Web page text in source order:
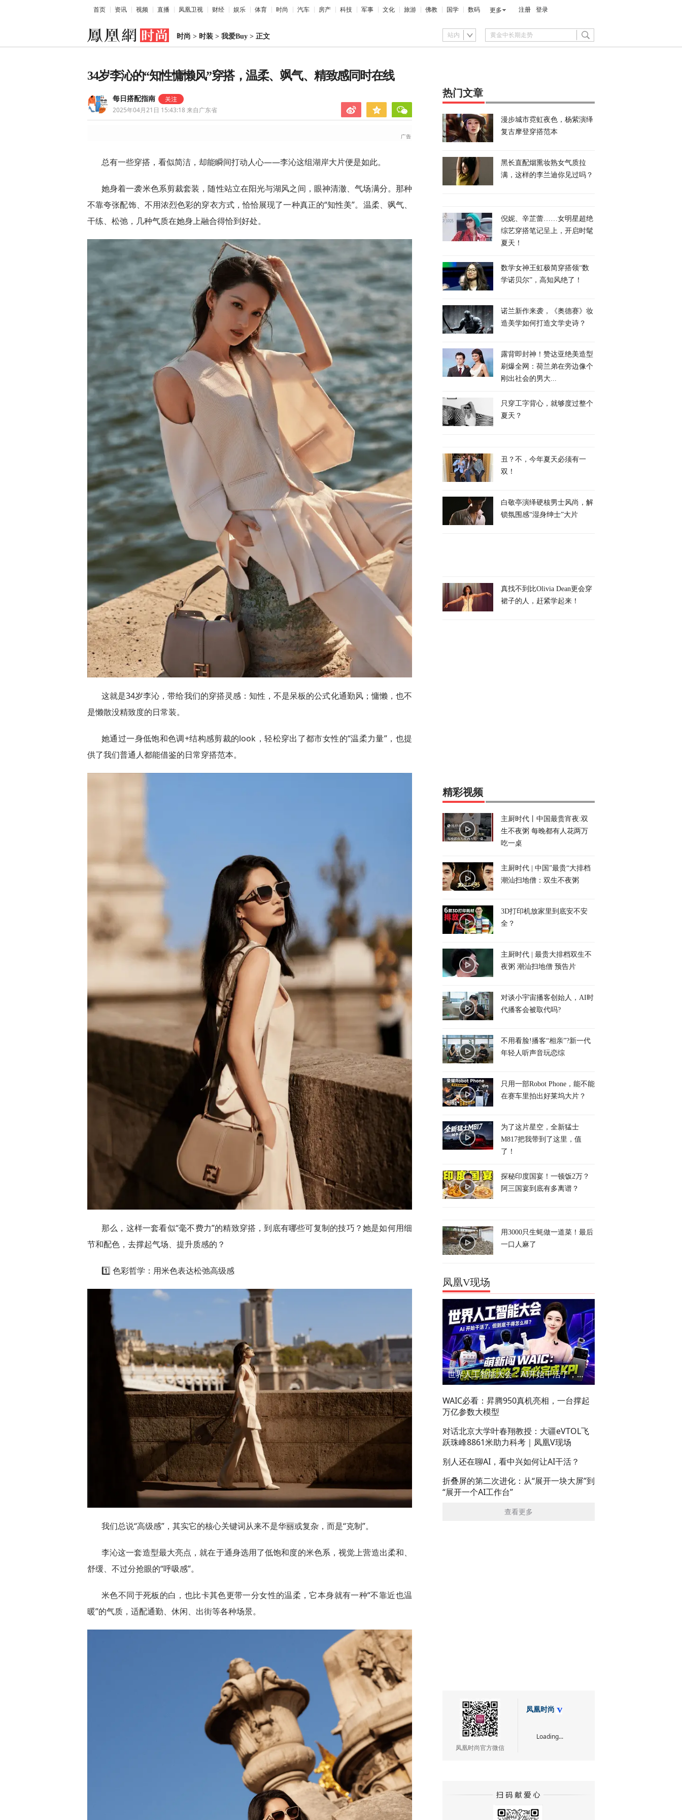
首页 资讯 视频 直播 凤凰卫视 财经 娱乐 体育 时尚 汽车 房产 科技 军事 文化 旅游 佛教 国学 数码 更多 注册 登录
时尚 > 时装 > 我爱Buy > 正文 站内
34岁李沁的“知性慵懒风”穿搭，温柔、飒气、精致感同时在线
每日搭配指南
2025年04月21日 15:43:18 来自广东省
总有一些穿搭，看似简洁，却能瞬间打动人心——李沁这组湖岸大片便是如此。
她身着一袭米色系剪裁套装，随性站立在阳光与湖风之间，眼神清澈、气场满分。那种
不靠夸张配饰、不用浓烈色彩的穿衣方式，恰恰展现了一种真正的“知性美”。温柔、飒气、
干练、松弛，几种气质在她身上融合得恰到好处。
这就是34岁李沁，带给我们的穿搭灵感：知性，不是呆板的公式化通勤风；慵懒，也不
是懒散没精致度的日常装。
她通过一身低饱和色调+结构感剪裁的look，轻松穿出了都市女性的“温柔力量”，也提
供了我们普通人都能借鉴的日常穿搭范本。
那么，这样一套看似“毫不费力”的精致穿搭，到底有哪些可复制的技巧？她是如何用细
节和配色，去撑起气场、提升质感的？
1️⃣ 色彩哲学：用米色表达松弛高级感
我们总说“高级感”，其实它的核心关键词从来不是华丽或复杂，而是“克制”。
李沁这一套造型最大亮点，就在于通身选用了低饱和度的米色系，视觉上营造出柔和、
舒缓、不过分抢眼的“呼吸感”。
米色不同于死板的白，也比卡其色更带一分女性的温柔，它本身就有一种“不靠近也温
暖”的气质，适配通勤、休闲、出街等各种场景。
热门文章
漫步城市霓虹夜色，杨紫演绎
复古摩登穿搭范本
黑长直配烟熏妆熟女气质拉
满，这样的李兰迪你见过吗？
倪妮、辛芷蕾……女明星超绝
综艺穿搭笔记呈上，开启时髦
夏天！
数学女神王虹极简穿搭领“数
学诺贝尔”，高知风绝了！
诺兰新作来袭，《奥德赛》妆
造美学如何打造文学史诗？
露背即封神！赞达亚绝美造型
刷爆全网：荷兰弟在旁边像个
刚出社会的男大...
只穿工字背心，就够度过整个
夏天？
丑？不，今年夏天必须有一
双！
白敬亭演绎硬核男士风尚，解
锁氛围感“湿身绅士”大片
真找不到比Olivia Dean更会穿
裙子的人，赶紧学起来！
精彩视频
主厨时代丨中国最贵宵夜:双
生不夜粥 每晚都有人花两万
吃一桌
主厨时代 | 中国”最贵“大排档
潮汕扫地僧：双生不夜粥
3D打印机放家里到底安不安
全？
主厨时代 | 最贵大排档双生不
夜粥 潮汕扫地僧 预告片
对谈小宇宙播客创始人，AI时
代播客会被取代吗?
不用看脸!播客“相亲”?新一代
年轻人听声音玩恋综
只用一部Robot Phone，能不能
在赛车里拍出好莱坞大片？
为了这片星空，全新猛士
M817把我带到了这里，值
了！
探秘印度国宴！一顿饭2万？
阿三国宴到底有多离谱？
用3000只生蚝做一道菜！最后
一口人麻了
凤凰V现场
世界人工智能大会：AI开始干活了，但到底干的怎么样？萌新闯WAIC
WAIC必看：昇腾950真机亮相，一台撑起
万亿参数大模型
对话北京大学叶春翔教授：大疆eVTOL飞
跃珠峰8861米助力科考｜凤凰V现场
别人还在聊AI，看中兴如何让AI干活？
折叠屏的第二次进化：从“展开一块大屏”到
“展开一个AI工作台”
查看更多
凤凰时尚官方微信
凤凰时尚
Loading...